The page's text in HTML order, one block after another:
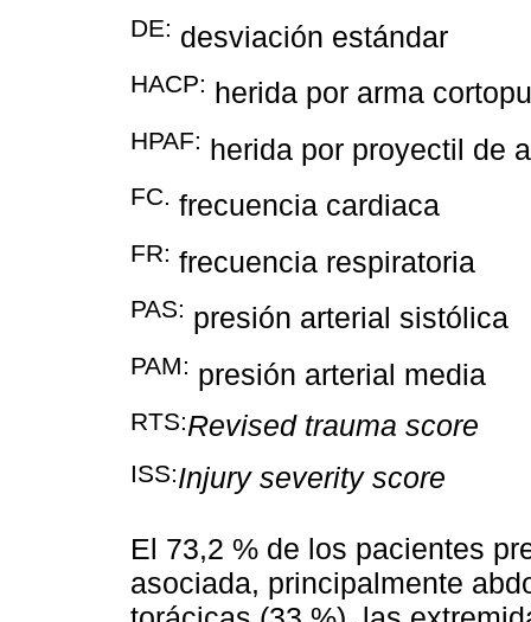
DE: desviación estándar
HACP: herida por arma
HPAF: herida por proyectil de
FC. frecuencia cardiaca
FR: frecuencia respiratoria
PAS: presión arterial sistólica
PAM: presión arterial media
RTS:Revised trauma score
ISS:Injury severity score
El 73,2 % de los pacientes
asociada, principalmente